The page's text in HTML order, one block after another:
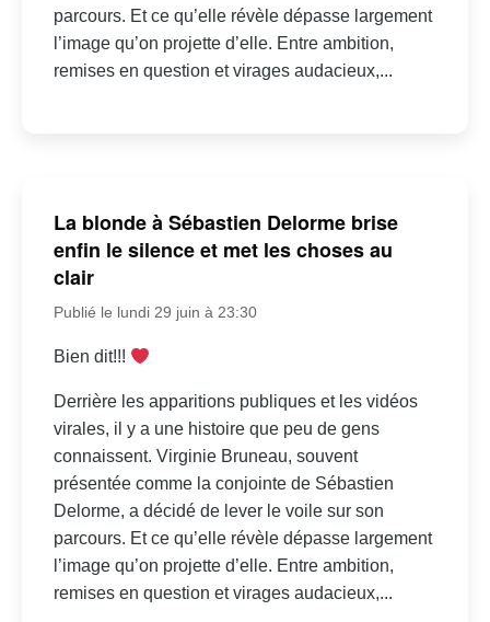
parcours. Et ce qu’elle révèle dépasse largement
l’image qu’on projette d’elle. Entre ambition,
remises en question et virages audacieux,...
La blonde à Sébastien Delorme brise
enfin le silence et met les choses au
clair
Publié le lundi 29 juin à 23:30
Bien dit!!!
Derrière les apparitions publiques et les vidéos
virales, il y a une histoire que peu de gens
connaissent. Virginie Bruneau, souvent
présentée comme la conjointe de Sébastien
Delorme, a décidé de lever le voile sur son
parcours. Et ce qu’elle révèle dépasse largement
l’image qu’on projette d’elle. Entre ambition,
remises en question et virages audacieux,...